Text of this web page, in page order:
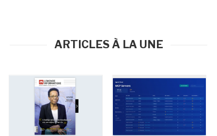
ARTICLES À LA UNE